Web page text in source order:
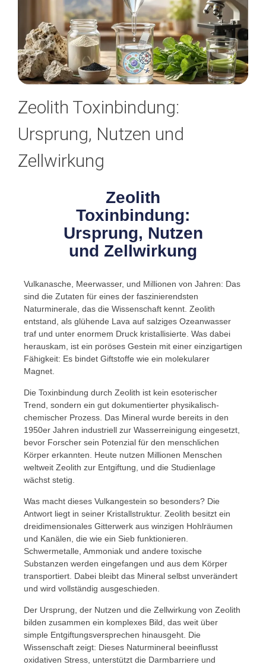
Zeolith Toxinbindung:
Ursprung, Nutzen und
Zellwirkung
Zeolith
Toxinbindung:
Ursprung, Nutzen
und Zellwirkung
Vulkanasche, Meerwasser, und Millionen von Jahren: Das
sind die Zutaten für eines der faszinierendsten
Naturminerale, das die Wissenschaft kennt. Zeolith
entstand, als glühende Lava auf salziges Ozeanwasser
traf und unter enormem Druck kristallisierte. Was dabei
herauskam, ist ein poröses Gestein mit einer einzigartigen
Fähigkeit: Es bindet Giftstoffe wie ein molekularer
Magnet.
Die Toxinbindung durch Zeolith ist kein esoterischer
Trend, sondern ein gut dokumentierter physikalisch-
chemischer Prozess. Das Mineral wurde bereits in den
1950er Jahren industriell zur Wasserreinigung eingesetzt,
bevor Forscher sein Potenzial für den menschlichen
Körper erkannten. Heute nutzen Millionen Menschen
weltweit Zeolith zur Entgiftung, und die Studienlage
wächst stetig.
Was macht dieses Vulkangestein so besonders? Die
Antwort liegt in seiner Kristallstruktur. Zeolith besitzt ein
dreidimensionales Gitterwerk aus winzigen Hohlräumen
und Kanälen, die wie ein Sieb funktionieren.
Schwermetalle, Ammoniak und andere toxische
Substanzen werden eingefangen und aus dem Körper
transportiert. Dabei bleibt das Mineral selbst unverändert
und wird vollständig ausgeschieden.
Der Ursprung, der Nutzen und die Zellwirkung von Zeolith
bilden zusammen ein komplexes Bild, das weit über
simple Entgiftungsversprechen hinausgeht. Die
Wissenschaft zeigt: Dieses Naturmineral beeinflusst
oxidativen Stress, unterstützt die Darmbarriere und